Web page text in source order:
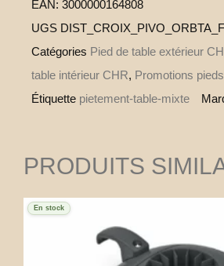
EAN: 3000000164808
UGS
Catégories Pied de table extérieur
table intérieur CHR, Promotions
Étiquette pietement-table-mixte
PRODUITS
En stock